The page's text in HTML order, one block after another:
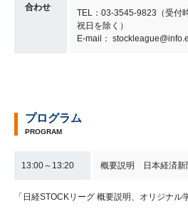
合わせ
TEL：03-3545-9823（受付
祝日を除く）
E-mail：
プログラム
PROGRAM
13:00～13:20 概要説明 日本経済新
「日経STOCKリーグ 概要説明、オリジナル